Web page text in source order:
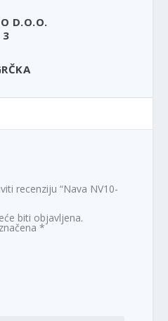
D.O.O.
3
recenziju “Nava NV10-
biti objavljena.
*